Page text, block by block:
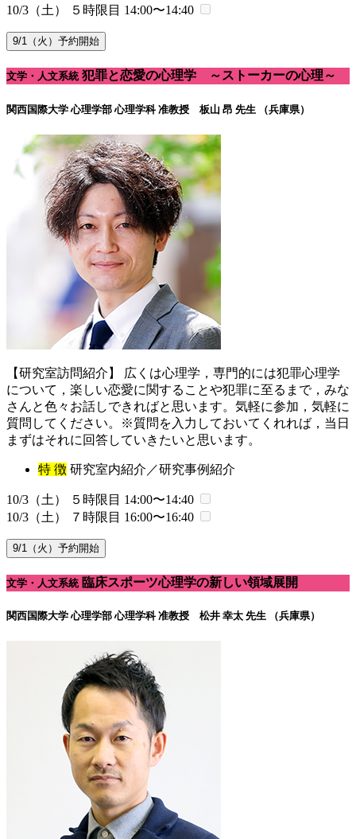
10/3（土） ５時限目 14:00〜14:40
9/1（火）予約開始
文学・人文系統 犯罪と恋愛の心理学 ～ストーカーの心理～
関西国際大学 心理学部 心理学科 准教授 板山 昂 先生 （兵庫県）
【研究室訪問紹介】 広くは心理学，専門的には犯罪心理学
について，楽しい恋愛に関することや犯罪に至るまで，みな
さんと色々お話しできればと思います。気軽に参加，気軽に
質問してください。※質問を入力しておいてくれれば，当日
まずはそれに回答していきたいと思います。
特 徴 研究室内紹介／研究事例紹介
10/3（土） ５時限目 14:00〜14:40
10/3（土） ７時限目 16:00〜16:40
9/1（火）予約開始
文学・人文系統 臨床スポーツ心理学の新しい領域展開
関西国際大学 心理学部 心理学科 准教授 松井 幸太 先生 （兵庫県）